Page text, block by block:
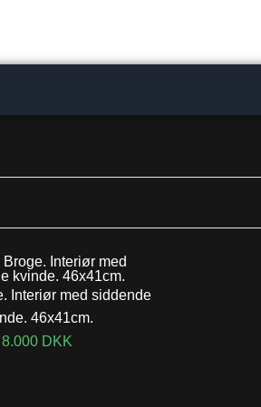
Interiør med siddende
46x41cm.
8.000 DKK